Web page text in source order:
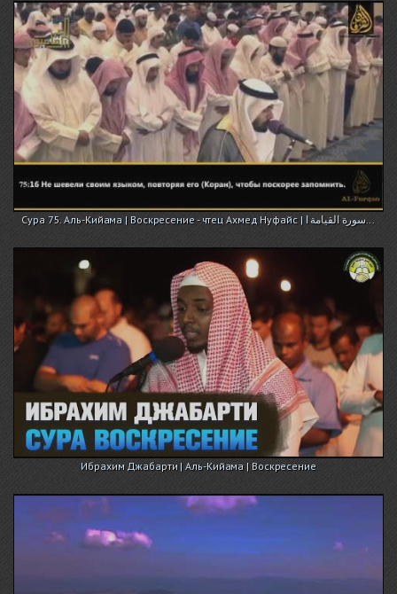
Ибрахим Джабарти | Аль-Кийама | Воскресение